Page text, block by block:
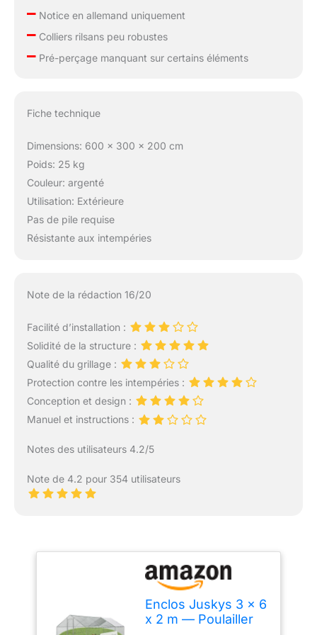
–Notice en allemand uniquement
–Colliers rilsans peu robustes
–Pré-perçage manquant sur certains éléments
Fiche technique
Dimensions: 600 x 300 x 200 cm
Poids: 25 kg
Couleur: argenté
Utilisation: Extérieure
Pas de pile requise
Résistante aux intempéries
Note de la rédaction 16/20
Facilité d’installation :
Solidité de la structure :
Qualité du grillage :
Protection contre les intempéries :
Conception et design :
Manuel et instructions :
Notes des utilisateurs 4.2/5
Note de 4.2 pour 354 utilisateurs
Enclos Juskys 3 x 6
x 2 m — Poulailler